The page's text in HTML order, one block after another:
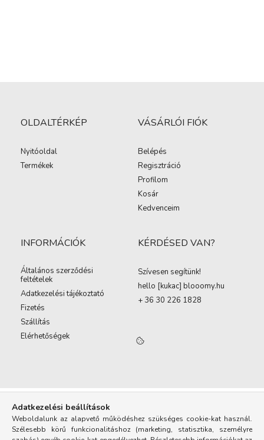
OLDALTÉRKÉP
Nyitóoldal
Termékek
VÁSÁRLÓI FIÓK
Belépés
Regisztráció
Profilom
Kosár
Kedvenceim
INFORMÁCIÓK
Általános szerződési
feltételek
Adatkezelési tájékoztató
Fizetés
Szállítás
Elérhetőségek
KÉRDÉSED VAN?
Szívesen segítünk!
hello [kukac] blooomy.hu
+ 36 30 226 1828
Adatkezelési beállítások
Weboldalunk az alapvető működéshez szükséges cookie-kat használ.
Szélesebb körű funkcionalitáshoz (marketing, statisztika, személyre